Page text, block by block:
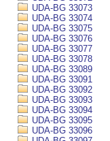
UDA-BG 33073
UDA-BG 33074
UDA-BG 33075
UDA-BG 33076
UDA-BG 33077
UDA-BG 33078
UDA-BG 33089
UDA-BG 33091
UDA-BG 33092
UDA-BG 33093
UDA-BG 33094
UDA-BG 33095
UDA-BG 33096